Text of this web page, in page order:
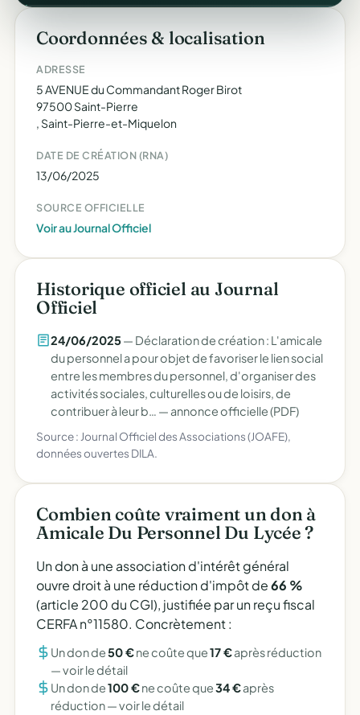
Coordonnées & localisation
ADRESSE
5 AVENUE du Commandant Roger Birot
97500 Saint-Pierre
, Saint-Pierre-et-Miquelon
DATE DE CRÉATION (RNA)
13/06/2025
SOURCE OFFICIELLE
Voir au Journal Officiel
Historique officiel au Journal
Officiel
24/06/2025— Déclaration de création : L'amicale
du personnel a pour objet de favoriser le lien social
entre les membres du personnel, d'organiser des
activités sociales, culturelles ou de loisirs, de
contribuer à leur b… — annonce officielle (PDF)
Source : Journal Officiel des Associations (JOAFE),
données ouvertes DILA.
Combien coûte vraiment un don à
Amicale Du Personnel Du Lycée ?
Un don à une association d'intérêt général
ouvre droit à une réduction d'impôt de66 %
(article 200 du CGI), justifiée par un reçu fiscal
CERFA n°11580. Concrètement :
Un don de50 €ne coûte que17 €après réduction
—voir le détail
Un don de100 €ne coûte que34 €après
réduction —voir le détail